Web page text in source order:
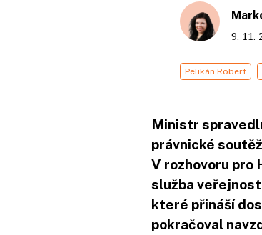
9. 11.
Pelikán Robert
Ministr
právnické
V rozhovoru pro
služba
které přináší
pokračoval